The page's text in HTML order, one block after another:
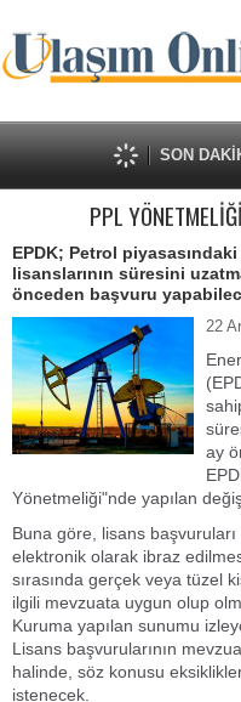
SON
PPL
EPDK; Petrol
lisanslarının süresini
önceden başvuru
22
ay
Yönetmeliği"nde yapılan
Buna göre, lisans
elektronik olarak ibraz
sırasında gerçek veya tüzel
ilgili mevzuata uygun olup
Kuruma yapılan sunumu
Lisans başvurularının
halinde, söz konusu
istenecek.